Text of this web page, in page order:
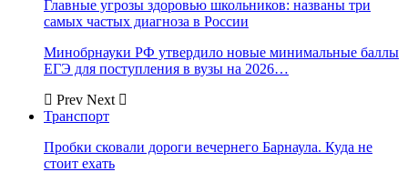
Главные угрозы здоровью школьников: названы три
самых частых диагноза в России
Минобрнауки РФ утвердило новые минимальные баллы
ЕГЭ для поступления в вузы на 2026…
Prev Next
Транспорт
Пробки сковали дороги вечернего Барнаула. Куда не
стоит ехать